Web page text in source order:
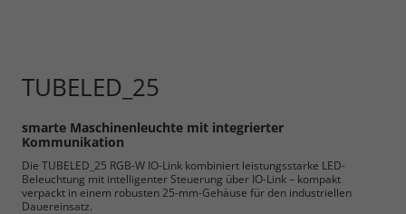
TUBELED_25
smarte Maschinenleuchte mit integrierter
Kommunikation
Die TUBELED_25 RGB-W IO-Link kombiniert leistungsstarke LED-
Beleuchtung mit intelligenter Steuerung über IO-Link – kompakt
verpackt in einem robusten 25-mm-Gehäuse für den industriellen
Dauereinsatz.